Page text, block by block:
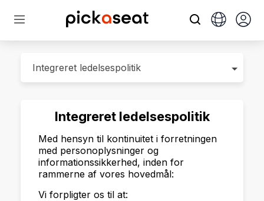
Integreret ledelsespolitik
Med hensyn til kontinuitet i forretningen
med personoplysninger og
informationssikkerhed, inden for
rammerne af vores hovedmål:
Vi forpligter os til at: